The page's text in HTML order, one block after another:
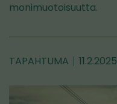
monimuotoisuutta.
TAPAHTUMA 11.2.2025